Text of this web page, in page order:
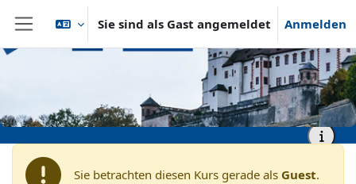
Zum Hauptinhalt
Website-Übersicht
Sie sind als Gast angemeldet Anmelden
vhb - Virtuelle Hochschule Bayern
Informationen zum vhb-
Kurszugang
Sie betrachten diesen Kurs gerade als Guest.